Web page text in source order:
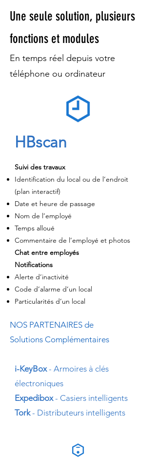
Une seule solution, plusieurs
fonctions et modules
En temps réel depuis votre
téléphone ou ordinateur
HBscan
Suivi des travaux
Identification du local ou de l’endroit
(plan interactif)
Date et heure de passage
Nom de l’employé
Temps alloué
Commentaire de l’employé et photos
Chat entre employés
Notifications
Alerte d’inactivité
Code d’alarme d’un local
Particularités d’un local
NOS PARTENAIRES de
Solutions Complémentaires
i-KeyBox- Armoires à clés
électroniques
Expedibox- Casiers intelligents
Tork- Distributeurs intelligents